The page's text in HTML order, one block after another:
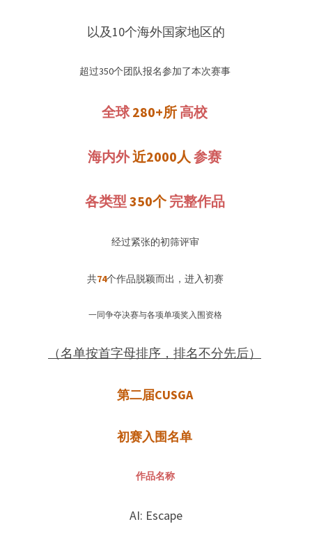
以及10个海外国家地区的
超过350个团队报名参加了本次赛事
全球 280+所 高校
海内外近2000人 参赛
各类型 350个 完整作品
经过紧张的初筛评审
共74个作品脱颖而出，进入初赛
一同争夺决赛与各项单项奖入围资格
（名单按首字母排序，排名不分先后）
第二届CUSGA
初赛入围名单
作品名称
AI: Escape